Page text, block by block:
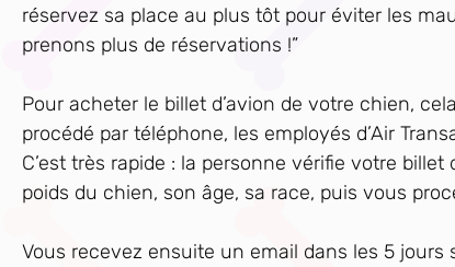
réservez sa place au plus tôt pour éviter les
prenons plus de réservations !”
Pour acheter le billet d’avion de votre chien,
procédé par téléphone, les employés d’Air
C’est très rapide : la personne vérifie votre
poids du chien, son âge, sa race, puis vous
Vous recevez ensuite un email dans les 5 jours